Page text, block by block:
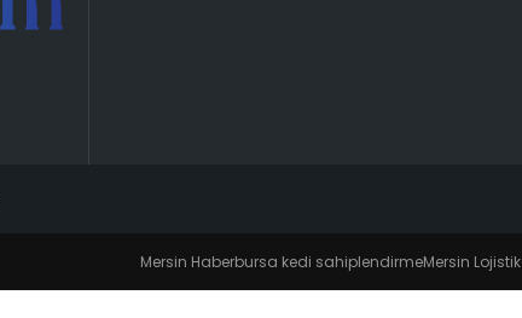
Mersin Haberbursa kedi sahiplendirmeMersin Lojistik